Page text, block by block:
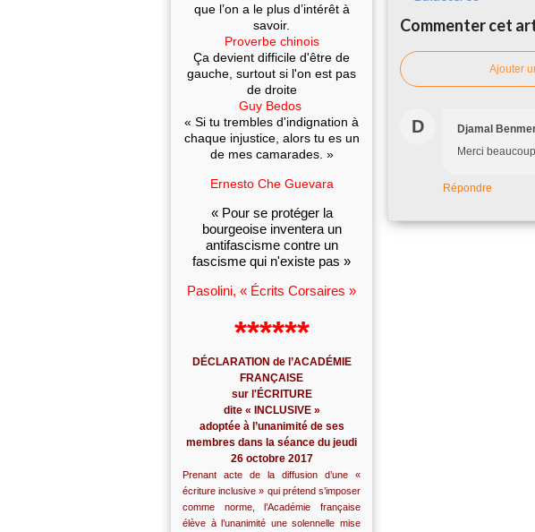
que l’on a le plus d’intérêt à
savoir.
Proverbe chinois
Ça devient difficile d'être de
gauche, surtout si l'on est pas
de droite
Guy Bedos
« Si tu trembles d'indignation à
chaque injustice, alors tu es un
de mes camarades. »
Ernesto Che Guevara
« Pour se protéger la
bourgeoise inventera un
antifascisme contre un
fascisme qui n'existe pas »
Pasolini, « Écrits Corsaires »
******
DÉCLARATION de l’ACADÉMIE
FRANÇAISE
sur l'ÉCRITURE
dite « INCLUSIVE »
adoptée à l’unanimité de ses
membres dans la séance du jeudi
26 octobre 2017
Prenant acte de la diffusion d’une «
écriture inclusive » qui prétend s’imposer
comme norme, l’Académie française
élève à l’unanimité une solennelle mise
Commenter cet
Ajouter
D Djamal
Merci
Répondre